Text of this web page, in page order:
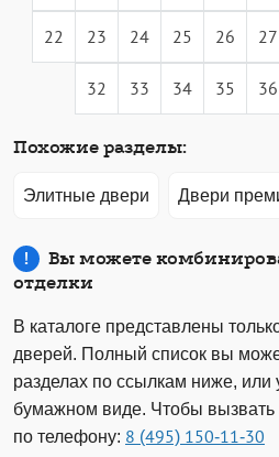
22 23 24 25 26 27
32 33 34 35 36
Похожие разделы:
Элитные двери Двери
Вы можете
отделки
В каталоге представлены
дверей. Полный список вы
разделах по ссылкам ниже,
бумажном виде. Чтобы
по телефону: 8 (495) 150-11-30